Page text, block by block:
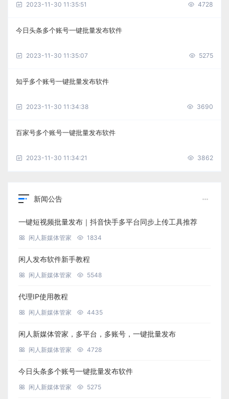
2023-11-30 11:35:51 4728
今日头条多个账号一键批量发布软件
2023-11-30 11:35:07 5275
知乎多个账号一键批量发布软件
2023-11-30 11:34:38 3690
百家号多个账号一键批量发布软件
2023-11-30 11:34:21 3862
新闻公告
一键短视频批量发布｜抖音快手多平台同步上传工具推荐
闲人新媒体管家 1834
闲人发布软件新手教程
闲人新媒体管家 5548
代理IP使用教程
闲人新媒体管家 4435
闲人新媒体管家，多平台，多账号，一键批量发布
闲人新媒体管家 4728
今日头条多个账号一键批量发布软件
闲人新媒体管家 5275